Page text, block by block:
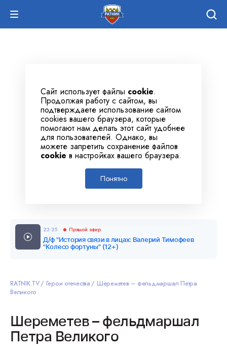
Сайт использует файлы cookie.
Продолжая работу с сайтом, вы
подтверждаете использование сайтом
cookies вашего браузера, которые
помогают нам делать этот сайт удобнее
для пользователей. Однако, вы
можете запретить сохранение файлов
cookie в настройках вашего браузера.
Понятно
23:25 Прямой эфир
Д/ф "История связи в лицах: Валерий Тимофеев
"Колесо фортуны" (12+)
RATNIK.TV Герои отечества
Шереметев – фельдмаршал Петра
Великого
Шереметев – фельдмаршал
Петра Великого